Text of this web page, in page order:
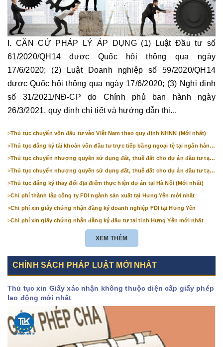
I. CĂN CỨ PHÁP LÝ ÁP DỤNG (1) Luật Đầu tư số
61/2020/QH14 được Quốc hội thông qua ngày
17/6/2020; (2) Luật Doanh nghiệp số 59/2020/QH14
được Quốc hội thông qua ngày 17/6/2020; (3) Nghị định
số 31/2021/NĐ-CP do Chính phủ ban hành ngày
26/3/2021, quy định chi tiết và hướng dẫn thi...
>Thủ tục chuyển vốn đầu tư vào Việt Nam theo quy định NHNN (Mới nhất)
>Thủ tục đăng ký tài khoản vốn đầu tư trực tiếp bằng ngoại tệ tại ngân hàng
>Thủ tục chuyển nhượng quyền sử dụng đất, thuê đất cho dự án đầu tư tại
>Thủ tục chuyển nhượng quyền sử dụng đất, thuê đất cho dự án đầu tư tại
>Thủ tục đăng ký thay đổi địa điểm thực hiện dự án tại Hà Nội (Mới nhất)
>Chi phí thành lập công ty FDI ngành sản xuất tại Hưng Yên mới nhất
>Chi phí xin giấy chứng nhận đăng ký doanh nghiệp FDI tại Hưng Yên
>Chi phí xin giấy chứng nhận đăng ký đầu tư tại tỉnh Hưng Yên mới nhất
XEM THÊM
CHÍNH SÁCH PHÁP LUẬT MỚI NHẤT
Thủ tục xin Giấy xác nhận không thuộc diện cấp giấy phép
lao động mới nhất